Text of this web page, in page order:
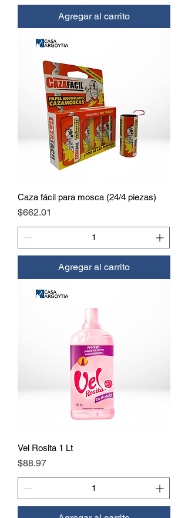
Agregar al carrito
Caza fácil para mosca (24/4 piezas)
Precio
$662.01
Agregar al carrito
Vel Rosita 1 Lt
Precio
$88.97